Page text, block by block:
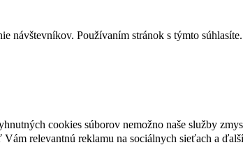
návštevníkov. Používaním stránok s týmto súhlasíte.
cookies súborov nemožno naše služby
relevantnú reklamu na sociálnych sieťach a